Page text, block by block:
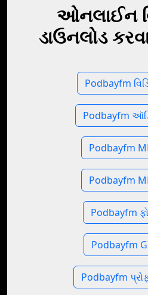
ઓનલાઈન
ડાઉનલોડ
Podbayfm
Podbayfm
Podbayfm
Podbayfm
Podbayfm
Podbayfm
Podbayfm